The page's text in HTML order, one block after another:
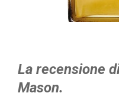
La recensione
Mason.